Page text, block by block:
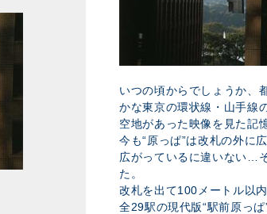
いつの頃からでしょうか、
かな東京の環状線・山手線
空地があった映像を見た記
今も“原っぱ”は改札の外に
広がっているに違いない…
た。
改札を出て100メートル以
全29駅の現代版“駅前原っ